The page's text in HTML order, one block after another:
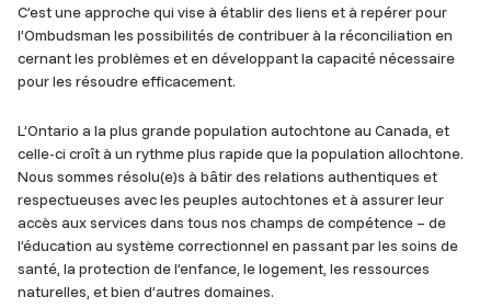
C’est une approche qui vise à établir des liens et à repérer pour
l’Ombudsman les possibilités de contribuer à la réconciliation en
cernant les problèmes et en développant la capacité nécessaire
pour les résoudre efficacement.
L’Ontario a la plus grande population autochtone au Canada, et
celle-ci croît à un rythme plus rapide que la population allochtone.
Nous sommes résolu(e)s à bâtir des relations authentiques et
respectueuses avec les peuples autochtones et à assurer leur
accès aux services dans tous nos champs de compétence – de
l’éducation au système correctionnel en passant par les soins de
santé, la protection de l’enfance, le logement, les ressources
naturelles, et bien d’autres domaines.